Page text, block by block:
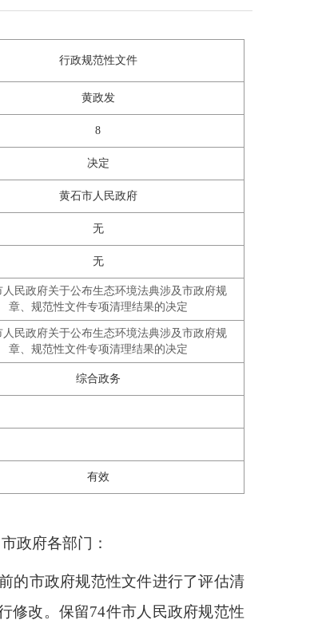
行政规范性文件
黄政发
8
决定
黄石市人民政府
无
无
人民政府关于公布生态环境法典涉及市政府规
章、规范性文件专项清理结果的决定
人民政府关于公布生态环境法典涉及市政府规
章、规范性文件专项清理结果的决定
综合政务
有效
政府各部门：
的市政府规范性文件进行了评估清
修改。保留74件市人民政府规范性